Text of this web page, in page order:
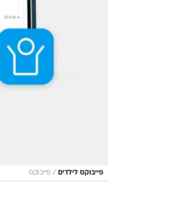
פייבוקס לילדים / פייבוקס